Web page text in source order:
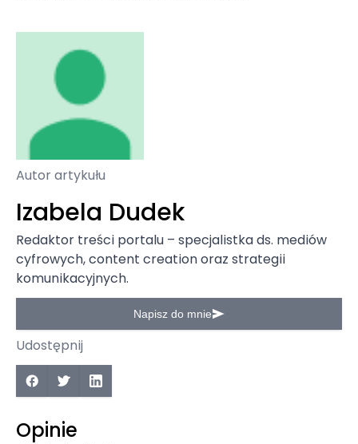
Autor artykułu
Izabela Dudek
Redaktor treści portalu – specjalistka ds. mediów
cyfrowych, content creation oraz strategii
komunikacyjnych.
Napisz do mnie
Udostępnij
Opinie